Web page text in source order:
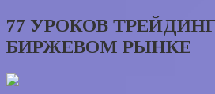
77 УРОКОВ
БИРЖЕВОМ РЫНКЕ